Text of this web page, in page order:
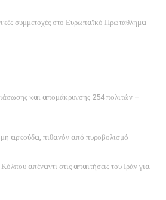
συμμετοχές στο Ευρωπαϊκό Πρωτάθλημα
και απομάκρυνσης 254 πολιτών –
αρκούδα, πιθανόν από πυροβολισμό
απέναντι στις απαιτήσεις του Ιράν για